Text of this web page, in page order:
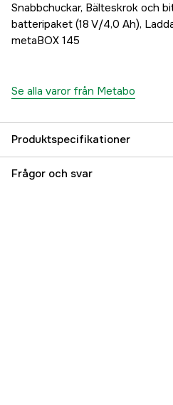
Snabbchuckar, Bälteskrok och
batteripaket (18 V/4,0 Ah),
metaBOX 145
Se alla varor från Metabo
Produktspecifikationer
Drifttyp
Frågor och svar